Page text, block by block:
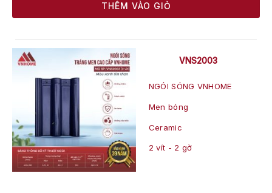
THÊM VÀO GIỎ
VNS2003
NGÓI SÓNG VNHOME
Men bóng
Ceramic
2 vít - 2 gờ